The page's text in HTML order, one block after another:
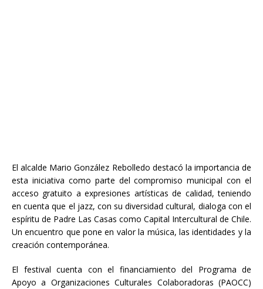
El alcalde Mario González Rebolledo destacó la importancia de
esta iniciativa como parte del compromiso municipal con el
acceso gratuito a expresiones artísticas de calidad, teniendo
en cuenta que el jazz, con su diversidad cultural, dialoga con el
espíritu de Padre Las Casas como Capital Intercultural de Chile.
Un encuentro que pone en valor la música, las identidades y la
creación contemporánea.
El festival cuenta con el financiamiento del Programa de
Apoyo a Organizaciones Culturales Colaboradoras (PAOCC)